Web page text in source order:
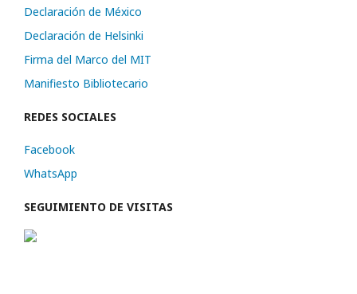
Declaración de México
Declaración de Helsinki
Firma del Marco del MIT
Manifiesto Bibliotecario
REDES SOCIALES
Facebook
WhatsApp
SEGUIMIENTO DE VISITAS